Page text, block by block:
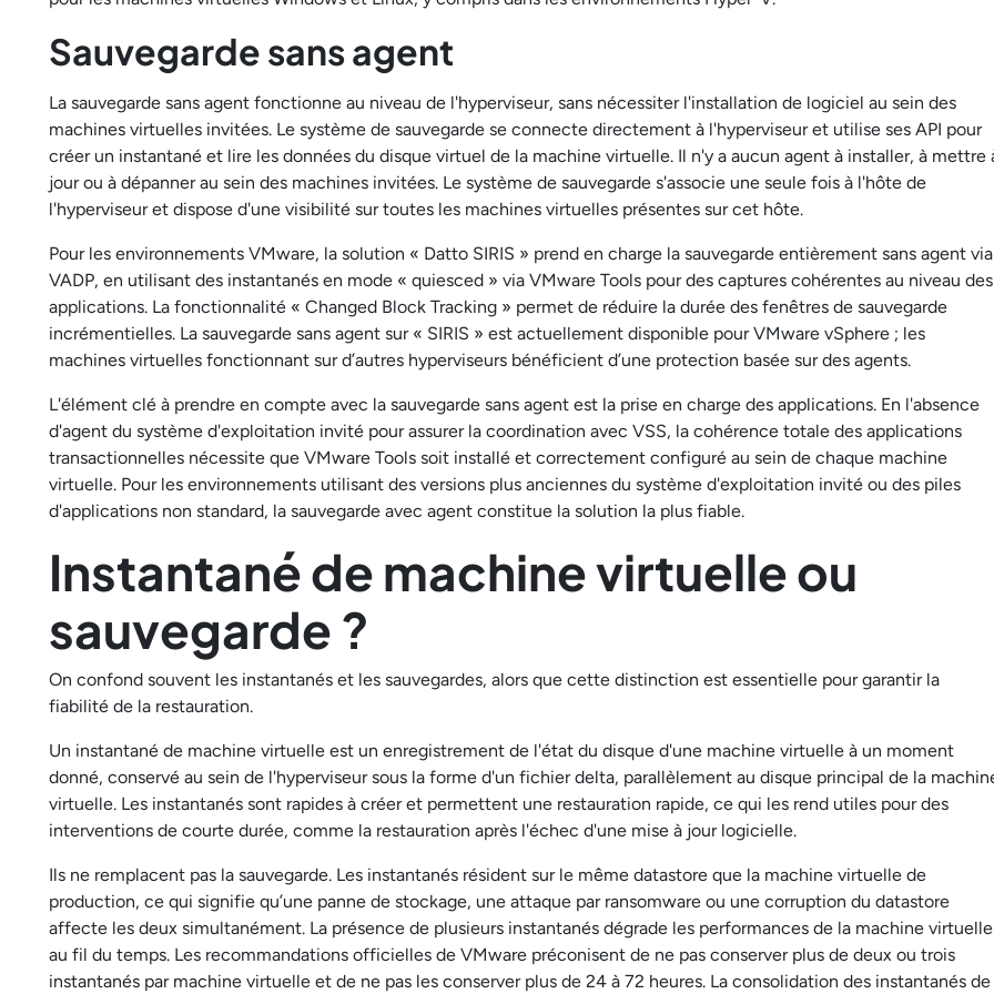
Sauvegarde sans agent
La sauvegarde sans agent fonctionne au niveau de l'hyperviseur, sans nécessiter l'installation de logiciel au sein des
machines virtuelles invitées. Le système de sauvegarde se connecte directement à l'hyperviseur et utilise ses API pour
créer un instantané et lire les données du disque virtuel de la machine virtuelle. Il n'y a aucun agent à installer, à mettre
jour ou à dépanner au sein des machines invitées. Le système de sauvegarde s'associe une seule fois à l'hôte de
l'hyperviseur et dispose d'une visibilité sur toutes les machines virtuelles présentes sur cet hôte.
Pour les environnements VMware, la solution « Datto SIRIS » prend en charge la sauvegarde entièrement sans agent via
VADP, en utilisant des instantanés en mode « quiesced » via VMware Tools pour des captures cohérentes au niveau des
applications. La fonctionnalité « Changed Block Tracking » permet de réduire la durée des fenêtres de sauvegarde
incrémentielles. La sauvegarde sans agent sur « SIRIS » est actuellement disponible pour VMware vSphere ; les
machines virtuelles fonctionnant sur d’autres hyperviseurs bénéficient d’une protection basée sur des agents.
L'élément clé à prendre en compte avec la sauvegarde sans agent est la prise en charge des applications. En l'absence
d'agent du système d'exploitation invité pour assurer la coordination avec VSS, la cohérence totale des applications
transactionnelles nécessite que VMware Tools soit installé et correctement configuré au sein de chaque machine
virtuelle. Pour les environnements utilisant des versions plus anciennes du système d'exploitation invité ou des piles
d'applications non standard, la sauvegarde avec agent constitue la solution la plus fiable.
Instantané de machine virtuelle ou
sauvegarde ?
On confond souvent les instantanés et les sauvegardes, alors que cette distinction est essentielle pour garantir la
fiabilité de la restauration.
Un instantané de machine virtuelle est un enregistrement de l'état du disque d'une machine virtuelle à un moment
donné, conservé au sein de l'hyperviseur sous la forme d'un fichier delta, parallèlement au disque principal de la
virtuelle. Les instantanés sont rapides à créer et permettent une restauration rapide, ce qui les rend utiles pour des
interventions de courte durée, comme la restauration après l'échec d'une mise à jour logicielle.
Ils ne remplacent pas la sauvegarde. Les instantanés résident sur le même datastore que la machine virtuelle de
production, ce qui signifie qu’une panne de stockage, une attaque par ransomware ou une corruption du datastore
affecte les deux simultanément. La présence de plusieurs instantanés dégrade les performances de la machine virtuelle
au fil du temps. Les recommandations officielles de VMware préconisent de ne pas conserver plus de deux ou trois
instantanés par machine virtuelle et de ne pas les conserver plus de 24 à 72 heures. La consolidation des instantanés de